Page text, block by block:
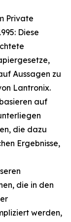
Private
Diese
Aussagen zu
Lantronix.
auf
die dazu
Ergebnisse,
die in den
werden,